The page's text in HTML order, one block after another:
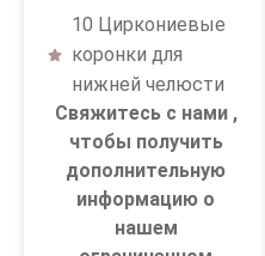
10 Циркониевые
коронки для
нижней челюсти
Свяжитесь с нами ,
чтобы получить
дополнительную
информацию о
нашем